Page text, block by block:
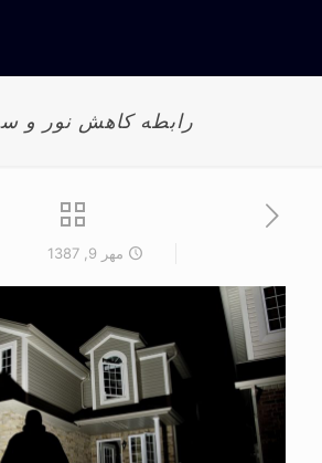
رابطه کاهش نور و
مهر 9, 1387